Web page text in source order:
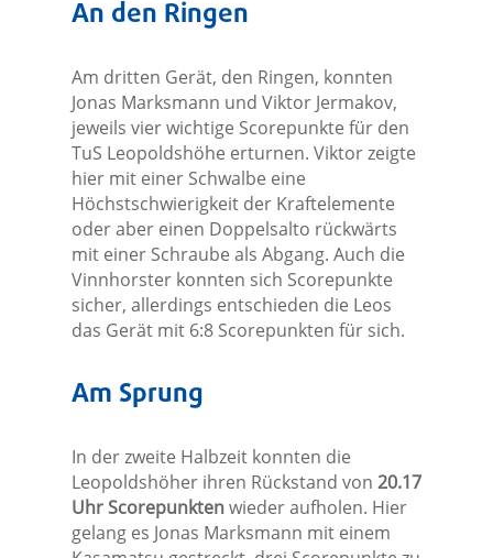
An den Ringen
Am dritten Gerät, den Ringen, konnten
Jonas Marksmann und Viktor Jermakov,
jeweils vier wichtige Scorepunkte für den
TuS Leopoldshöhe erturnen. Viktor zeigte
hier mit einer Schwalbe eine
Höchstschwierigkeit der Kraftelemente
oder aber einen Doppelsalto rückwärts
mit einer Schraube als Abgang. Auch die
Vinnhorster konnten sich Scorepunkte
sicher, allerdings entschieden die Leos
das Gerät mit 6:8 Scorepunkten für sich.
Am Sprung
In der zweite Halbzeit konnten die
Leopoldshöher ihren Rückstand von 20.17
Uhr Scorepunktenwieder aufholen. Hier
gelang es Jonas Marksmann mit einem